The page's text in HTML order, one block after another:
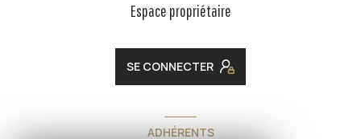
Espace propriétaire
SE CONNECTER
ADHÉRENTS